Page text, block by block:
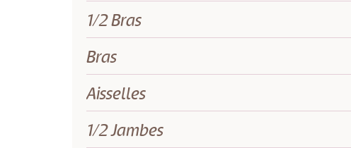
1/2 Bras
Bras
Aisselles
1/2 Jambes